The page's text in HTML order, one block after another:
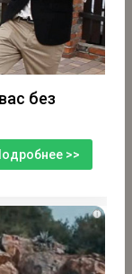
без
>>
i